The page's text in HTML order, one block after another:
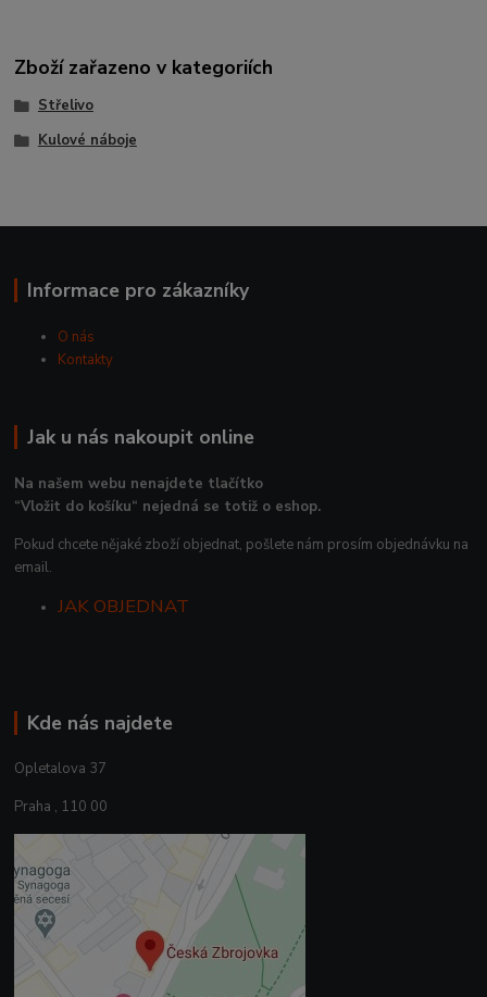
Zboží zařazeno v kategoriích
Střelivo
Kulové náboje
Informace pro zákazníky
O nás
Kontakty
Jak u nás nakoupit online
Na našem webu nenajdete tlačítko
“Vložit do košíku“ nejedná se totiž o eshop.
Pokud chcete nějaké zboží objednat, pošlete nám prosím objednávku na
email.
JAK OBJEDNAT
Kde nás najdete
Opletalova 37
Praha , 110 00